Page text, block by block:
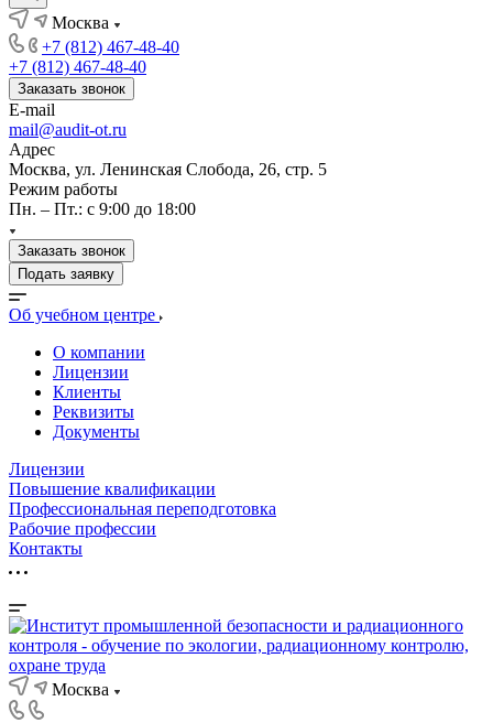
Москва
+7 (812) 467-48-40
+7 (812) 467-48-40
Заказать звонок
E-mail
mail@audit-ot.ru
Адрес
Москва, ул. Ленинская Слобода, 26, стр. 5
Режим работы
Пн. – Пт.: с 9:00 до 18:00
Заказать звонок
Подать заявку
Об учебном центре
О компании
Лицензии
Клиенты
Реквизиты
Документы
Лицензии
Повышение квалификации
Профессиональная переподготовка
Рабочие профессии
Контакты
Москва